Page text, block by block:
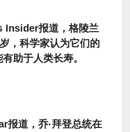
Insider报道，格陵兰
，科学家认为它们的
助于人类长寿。
报道，乔·拜登总统在